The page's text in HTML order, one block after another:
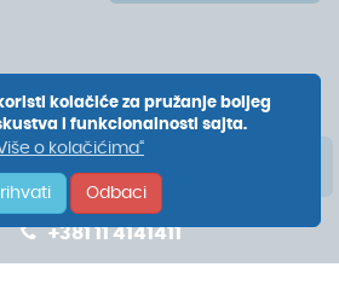
+381 11 4141411
kolačiće za pružanje boljeg
i funkcionalnosti sajta.
o kolačićima“
Odbaci